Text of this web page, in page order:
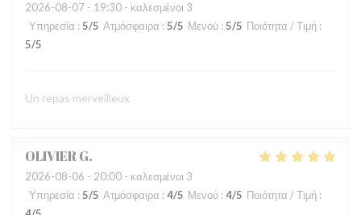
2026-08-07 - 19:30 - καλεσμένοι 3
Υπηρεσία : 5/5 Ατμόσφαιρα : 5/5 Μενού : 5/5 Ποιότητα / Τιμή :
5/5
Un repas merveilleux
OLIVIERG
2026-08-06 - 20:00 - καλεσμένοι 3
Υπηρεσία : 5/5 Ατμόσφαιρα : 4/5 Μενού : 4/5 Ποιότητα / Τιμή :